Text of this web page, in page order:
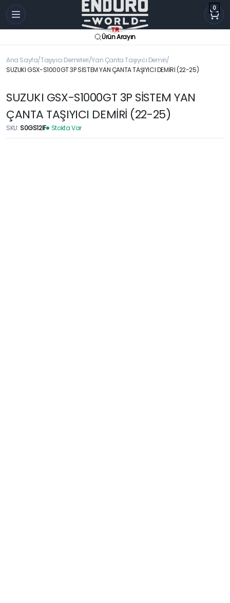
0
Ürün Arayın
Ana Sayfa Taşıyıcı Demirleri Yan Çanta Taşıyıcı Demiri
SUZUKI GSX-S1000GT 3P SİSTEM YAN ÇANTA TAŞIYICI DEMİRİ (22-25)
SUZUKI GSX-S1000GT 3P SİSTEM YAN
ÇANTA TAŞIYICI DEMİRİ (22-25)
SKU:S0GS12IF Stokta Var